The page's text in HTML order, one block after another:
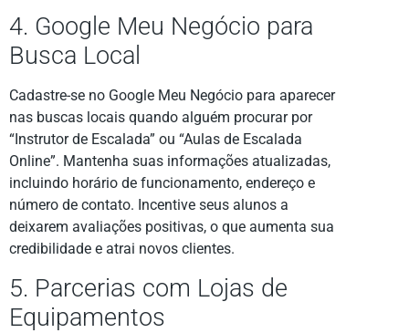
4. Google Meu Negócio para
Busca Local
Cadastre-se no Google Meu Negócio para aparecer
nas buscas locais quando alguém procurar por
“Instrutor de Escalada” ou “Aulas de Escalada
Online”. Mantenha suas informações atualizadas,
incluindo horário de funcionamento, endereço e
número de contato. Incentive seus alunos a
deixarem avaliações positivas, o que aumenta sua
credibilidade e atrai novos clientes.
5. Parcerias com Lojas de
Equipamentos